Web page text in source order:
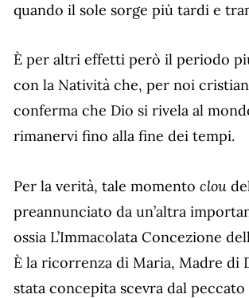
quando il sole sorge più tardi e
È per altri effetti però il periodo
con la Natività che, per noi
conferma che Dio si rivela al
rimanervi fino alla fine dei tempi.
Per la verità, tale momento clou
preannunciato da un’altra
ossia L’Immacolata Concezione
È la ricorrenza di Maria, Madre di
stata concepita scevra dal